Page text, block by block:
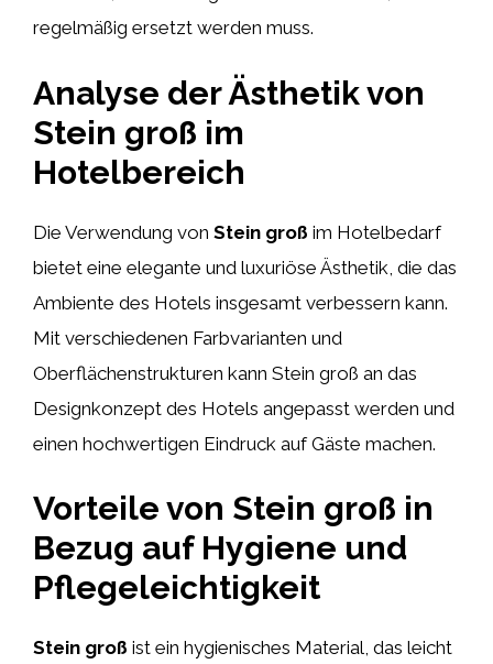
regelmäßig ersetzt werden muss.
Analyse der Ästhetik von
Stein groß im
Hotelbereich
Die Verwendung von Stein groß im Hotelbedarf
bietet eine elegante und luxuriöse Ästhetik, die das
Ambiente des Hotels insgesamt verbessern kann.
Mit verschiedenen Farbvarianten und
Oberflächenstrukturen kann Stein groß an das
Designkonzept des Hotels angepasst werden und
einen hochwertigen Eindruck auf Gäste machen.
Vorteile von Stein groß in
Bezug auf Hygiene und
Pflegeleichtigkeit
Stein groß ist ein hygienisches Material, das leicht